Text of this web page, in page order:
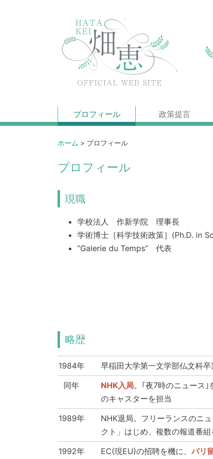
プロフィール 政策提言
ホーム > プロフィール
プロフィール
現職
学校法人 作新学院 理事長
学術博士［科学技術政策］(Ph.D. in
“Galerie du Temps” 代表
略歴
1984年
早稲田大学第一文学部仏文科卒
同年
NHK入局。｢夜7時のニュース
のキャスターを担当
1989年
NHK退局。フリーランスのニ
クト」はじめ、複数の報道番組
1992年
EC(現EU)の招聘を機に、 パリ